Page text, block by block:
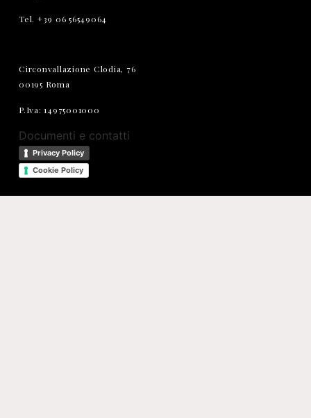
Tel. +39 06 56549064
Circonvallazione Clodia, 76
00195 Roma
P.Iva: 14975001000
Documenti e contatti
Privacy Policy
Cookie Policy